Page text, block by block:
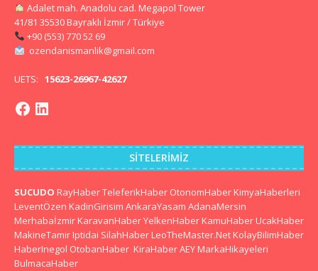
Adalet mah. Anadolu cad. Megapol Tower
41/81 35530 Bayraklı İzmir / Türkiye
+90 (553) 770 52 69
ozendanismanlik@gmail.com
UETS: 15623-26967-42627
SITELERIMIZ
SUCUDO RayHaberTeleferikHaber OtonomHaber KimyaHaberleri
LeventÖzen KadinGirisim AnkaraYasam AdanaMersin
Merhabaİzmir KaravanHaberYelkenHaber KamuHaber UcakHaber
MakineTamir Iptidai SilahHaber LeoTheMaster.Net KolayBilimHaber
HaberInegol OtobanHaber KiraHaberAEY MarkaHikayeleri
BulmacaHaber